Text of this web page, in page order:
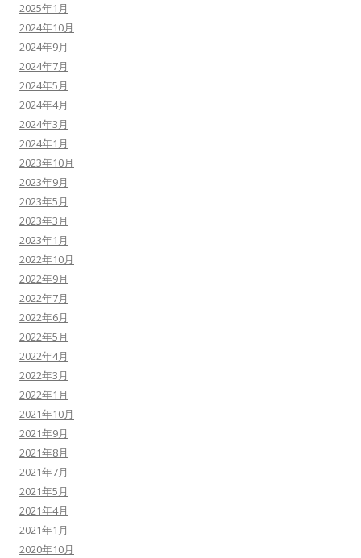
2025年1月
2024年10月
2024年9月
2024年7月
2024年5月
2024年4月
2024年3月
2024年1月
2023年10月
2023年9月
2023年5月
2023年3月
2023年1月
2022年10月
2022年9月
2022年7月
2022年6月
2022年5月
2022年4月
2022年3月
2022年1月
2021年10月
2021年9月
2021年8月
2021年7月
2021年5月
2021年4月
2021年1月
2020年10月